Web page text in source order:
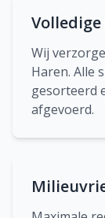
Wij
Haren. Alle
gesorteerd
afgevoerd.